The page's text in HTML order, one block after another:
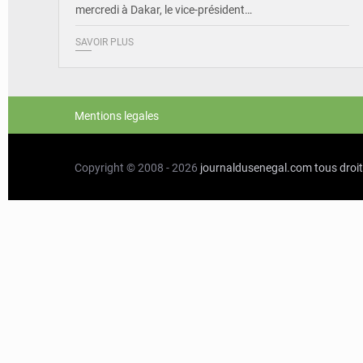
mercredi à Dakar, le vice-président…
SAVOIR PLUS
Mentions legales
Copyright © 2008 - 2026 journaldusenegal.comtous